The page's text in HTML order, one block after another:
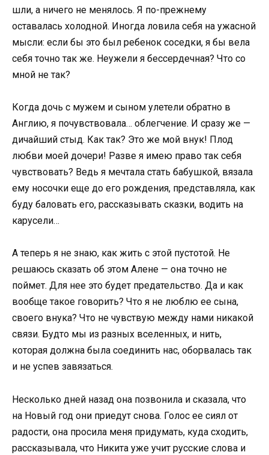
шли, а ничего не менялось. Я по-прежнему
оставалась холодной. Иногда ловила себя на ужасной
мысли: если бы это был ребенок соседки, я бы вела
себя точно так же. Неужели я бессердечная? Что со
мной не так?
Когда дочь с мужем и сыном улетели обратно в
Англию, я почувствовала… облегчение. И сразу же —
дичайший стыд. Как так? Это же мой внук! Плод
любви моей дочери! Разве я имею право так себя
чувствовать? Ведь я мечтала стать бабушкой, вязала
ему носочки еще до его рождения, представляла, как
буду баловать его, рассказывать сказки, водить на
карусели…
А теперь я не знаю, как жить с этой пустотой. Не
решаюсь сказать об этом Алене — она точно не
поймет. Для нее это будет предательство. Да и как
вообще такое говорить? Что я не люблю ее сына,
своего внука? Что не чувствую между нами никакой
связи. Будто мы из разных вселенных, и нить,
которая должна была соединить нас, оборвалась так
и не успев завязаться.
Несколько дней назад она позвонила и сказала, что
на Новый год они приедут снова. Голос ее сиял от
радости, она просила меня придумать, куда сходить,
рассказывала, что Никита уже учит русские слова и